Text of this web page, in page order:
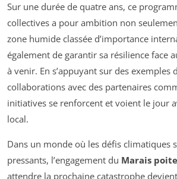
Sur une durée de quatre ans, ce
collectives a pour ambition non
zone humide classée d’importance
également de garantir sa résilience face
à venir. En s’appuyant sur des exemples
collaborations avec des partenaires
initiatives se renforcent et voient le jour
local.
Dans un monde où les défis climatiques
pressants, l’engagement du Marais
attendre la prochaine catastrophe